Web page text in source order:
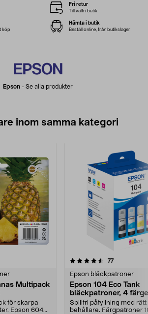
Epson - Se alla produkter
Fri retur
Till valfri butik
köp
Hämta i butik
Beställ online, från butikslager
inom samma kategori
Multipack
för skarpa
Epson 604
77recensioner
Epson bläckpatroner
Epson 104 Eco Tank
bläckpatroner, 4
Spillfri påfyllning med rätt
behållare. Färgpatroner
4.5 av 5 stjärnor